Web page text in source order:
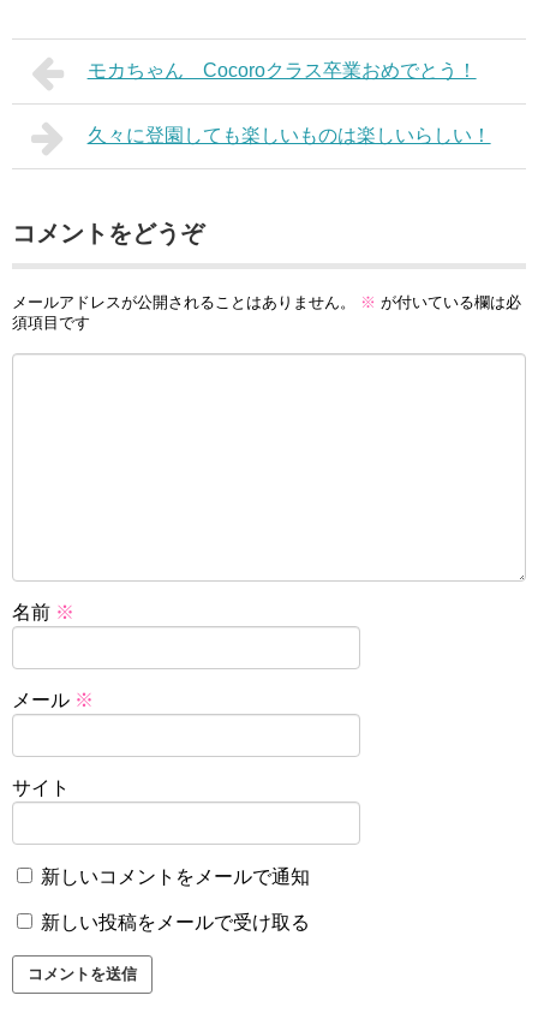
モカちゃん Cocoroクラス卒業おめでとう！
久々に登園しても楽しいものは楽しいらしい！
コメントをどうぞ
メールアドレスが公開されることはありません。 ※ が付いている欄は必
須項目です
名前 ※
メール ※
サイト
新しいコメントをメールで通知
新しい投稿をメールで受け取る